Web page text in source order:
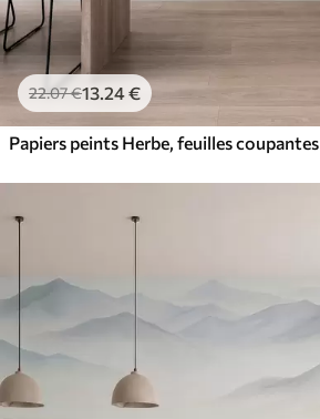
22.07€13.24€
Papiers peints Herbe, feuilles coupantes